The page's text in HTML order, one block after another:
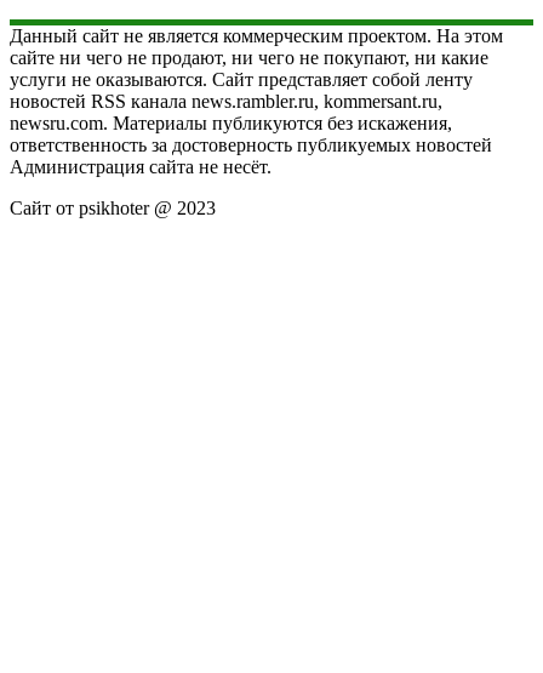
Данный сайт не является коммерческим проектом. На этом
сайте ни чего не продают, ни чего не покупают, ни какие
услуги не оказываются. Сайт представляет собой ленту
новостей RSS канала news.rambler.ru, kommersant.ru,
newsru.com. Материалы публикуются без искажения,
ответственность за достоверность публикуемых новостей
Администрация сайта не несёт.
Сайт от psikhoter @ 2023